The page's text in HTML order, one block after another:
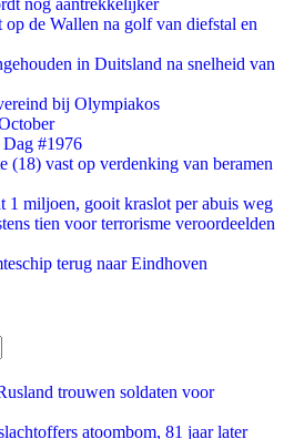
nóg aantrekkelijker
de Wallen na golf van diefstal en
in Duitsland na snelheid van
bij Olympiakos
Dag #1976
(18) vast op verdenking van beramen
1 miljoen, gooit kraslot per abuis weg
tien voor terrorisme veroordeelden
terug naar Eindhoven
trouwen soldaten voor
atoombom, 81 jaar later